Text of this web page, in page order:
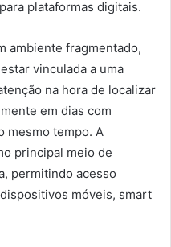
plataformas digitais.
ambiente fragmentado,
vinculada a uma
na hora de localizar
em dias com
mesmo tempo. A
principal meio de
permitindo acesso
móveis, smart